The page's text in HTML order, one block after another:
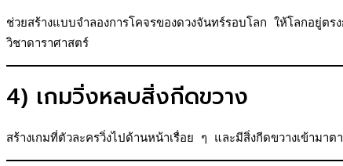
ช่วยสร้างแบบจำลองการโคจรของดวงจันทร์รอบโลก ให้โลกอยู่ต
วิชาดาราศาสตร์
4) เกมวิ่งหลบสิ่งกีดขวาง
สร้างเกมที่ตัวละครวิ่งไปด้านหน้าเรื่อย ๆ และมีสิ่งกีดขวางเข้าม